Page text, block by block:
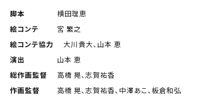
脚本
横田理恵
絵コンテ
宮 繁之
絵コンテ協力
大川貴大、山本 恵
演出
山本 恵
総作画監督
高橋 晃、志賀祐香
作画監督
高橋 晃、志賀祐香、中澤あこ、板倉和弘